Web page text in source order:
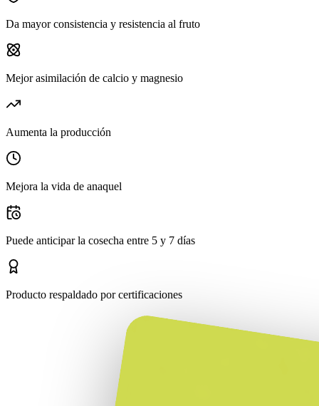
Da mayor consistencia y resistencia al fruto
Mejor asimilación de calcio y magnesio
Aumenta la producción
Mejora la vida de anaquel
Puede anticipar la cosecha entre 5 y 7 días
Producto respaldado por certificaciones